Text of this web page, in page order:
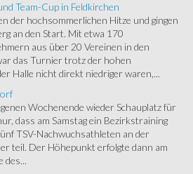
Team-Cup in Feldkirchen
der hochsommerlichen Hitze und gingen
an den Start. Mit etwa 170
aus über 20 Vereinen in den
das Turnier trotz der hohen
Halle nicht direkt niedriger waren,...
Wochenende wieder Schauplatz für
dass am Samstag ein Bezirkstraining
TSV-Nachwuchsathleten an der
teil. Der Höhepunkt erfolgte dann am
des...